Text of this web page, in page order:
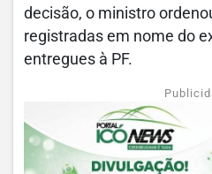
decisão, o ministro
registradas em nome do
entregues à PF.